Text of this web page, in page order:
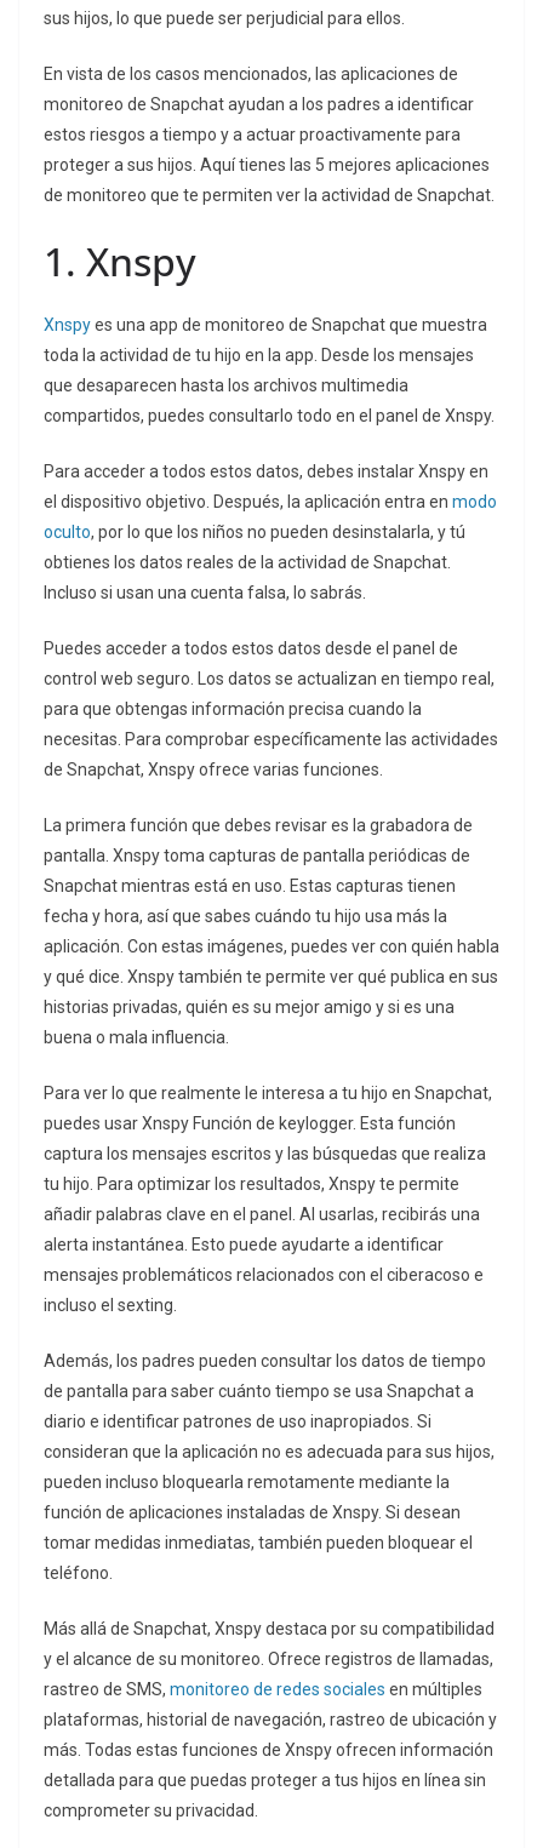
sus hijos, lo que puede ser perjudicial para ellos.
En vista de los casos mencionados, las aplicaciones de
monitoreo de Snapchat ayudan a los padres a identificar
estos riesgos a tiempo y a actuar proactivamente para
proteger a sus hijos. Aquí tienes las 5 mejores aplicaciones
de monitoreo que te permiten ver la actividad de Snapchat.
1. Xnspy
Xnspyes una app de monitoreo de Snapchat que muestra
toda la actividad de tu hijo en la app. Desde los mensajes
que desaparecen hasta los archivos multimedia
compartidos, puedes consultarlo todo en el panel de Xnspy.
Para acceder a todos estos datos, debes instalar Xnspy en
el dispositivo objetivo. Después, la aplicación entra en modo
oculto, por lo que los niños no pueden desinstalarla, y tú
obtienes los datos reales de la actividad de Snapchat.
Incluso si usan una cuenta falsa, lo sabrás.
Puedes acceder a todos estos datos desde el panel de
control web seguro. Los datos se actualizan en tiempo real,
para que obtengas información precisa cuando la
necesitas. Para comprobar específicamente las actividades
de Snapchat, Xnspy ofrece varias funciones.
La primera función que debes revisar es la grabadora de
pantalla. Xnspy toma capturas de pantalla periódicas de
Snapchat mientras está en uso. Estas capturas tienen
fecha y hora, así que sabes cuándo tu hijo usa más la
aplicación. Con estas imágenes, puedes ver con quién habla
y qué dice. Xnspy también te permite ver qué publica en sus
historias privadas, quién es su mejor amigo y si es una
buena o mala influencia.
Para ver lo que realmente le interesa a tu hijo en Snapchat,
puedes usar Xnspy Función de keylogger. Esta función
captura los mensajes escritos y las búsquedas que realiza
tu hijo. Para optimizar los resultados, Xnspy te permite
añadir palabras clave en el panel. Al usarlas, recibirás una
alerta instantánea. Esto puede ayudarte a identificar
mensajes problemáticos relacionados con el ciberacoso e
incluso el sexting.
Además, los padres pueden consultar los datos de tiempo
de pantalla para saber cuánto tiempo se usa Snapchat a
diario e identificar patrones de uso inapropiados. Si
consideran que la aplicación no es adecuada para sus hijos,
pueden incluso bloquearla remotamente mediante la
función de aplicaciones instaladas de Xnspy. Si desean
tomar medidas inmediatas, también pueden bloquear el
teléfono.
Más allá de Snapchat, Xnspy destaca por su compatibilidad
y el alcance de su monitoreo. Ofrece registros de llamadas,
rastreo de SMS, monitoreo de redes sociales en múltiples
plataformas, historial de navegación, rastreo de ubicación y
más. Todas estas funciones de Xnspy ofrecen información
detallada para que puedas proteger a tus hijos en línea sin
comprometer su privacidad.